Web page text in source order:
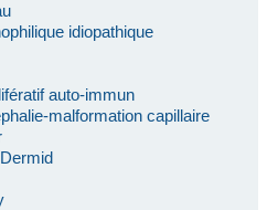
idiopathique
auto-immun
malformation capillaire